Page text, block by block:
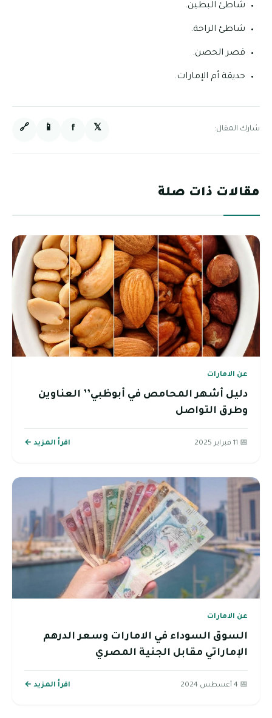
شاطئ البطين.
شاطئ الراحة.
قصر الحصن.
حديقة أم الإمارات.
شارك المقال: 𝕏
f
📱
🔗
مقالات ذات صلة
عن الامارات
دليل أشهر المحامص في أبوظبي’’ العناوين
وطرق التواصل
📅 11 فبراير 2025 اقرأ المزيد ←
عن الامارات
السوق السوداء في الامارات وسعر الدرهم
الإماراتي مقابل الجنية المصري
📅 4 أغسطس 2024 اقرأ المزيد ←